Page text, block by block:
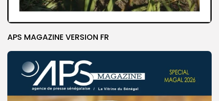
APS MAGAZINE VERSION FR